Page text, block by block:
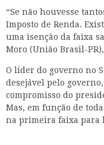
“Se não houvesse
Imposto de Renda.
uma isenção da faixa
Moro (União Brasil-
O líder do governo no
desejável pelo
compromisso do
Mas, em função de
na primeira faixa para